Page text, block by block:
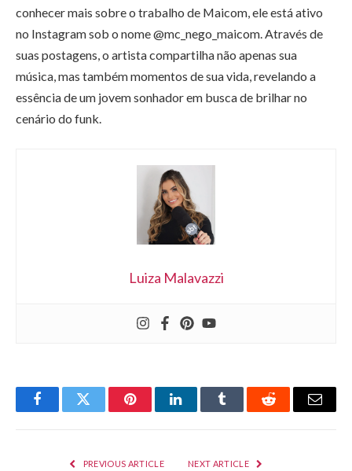
conhecer mais sobre o trabalho de Maicom, ele está ativo
no Instagram sob o nome @mc_nego_maicom. Através de
suas postagens, o artista compartilha não apenas sua
música, mas também momentos de sua vida, revelando a
essência de um jovem sonhador em busca de brilhar no
cenário do funk.
Luiza Malavazzi
FacebookTwitter PinterestLinkedInTumblr Reddit Email
PREVIOUS ARTICLE NEXT ARTICLE